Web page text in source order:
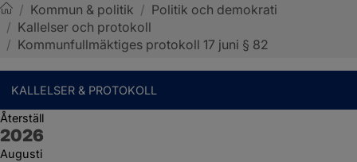
Sotenäs kommun
/ Kommun & politik / Politik och demokrati
/ Kallelser och protokoll
/ Kommunfullmäktiges protokoll 17 juni § 82
KALLELSER & PROTOKOLL
Återställ
År:
2026
Augusti